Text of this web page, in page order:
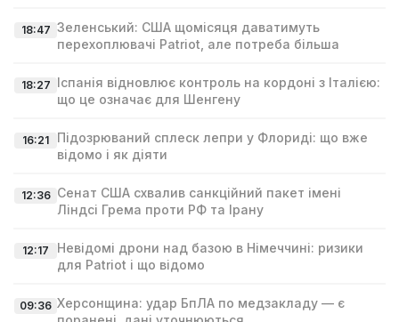
18:47 Зеленський: США щомісяця даватимуть
перехоплювачі Patriot, але потреба більша
18:27 Іспанія відновлює контроль на кордоні з Італією:
що це означає для Шенгену
16:21
Підозрюваний сплеск лепри у Флориді: що вже
відомо і як діяти
12:36 Сенат США схвалив санкційний пакет імені
Ліндсі Гремa проти РФ та Ірану
12:17
Невідомі дрони над базою в Німеччині: ризики
для Patriot і що відомо
09:36 Херсонщина: удар БпЛА по медзакладу — є